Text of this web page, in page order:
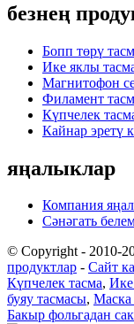
безнең
Бопп төрү
Ике яклы
Магнитофон
Филамент
Күпчелек
Кайнар эретү
яңалыклар
Компания
Сәнәгать
© Copyright - 2010-
продуктлар - Сайт
Күпчелек тасма,
буяу тасмасы, Маска
Бакыр фольгадан